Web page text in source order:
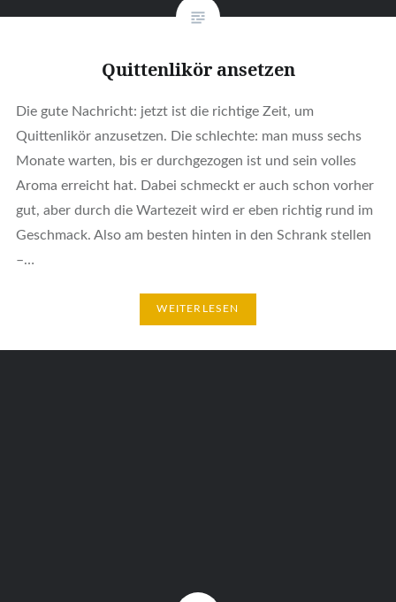
Quittenlikör ansetzen
Die gute Nachricht: jetzt ist die richtige Zeit, um
Quittenlikör anzusetzen. Die schlechte: man muss sechs
Monate warten, bis er durchgezogen ist und sein volles
Aroma erreicht hat. Dabei schmeckt er auch schon vorher
gut, aber durch die Wartezeit wird er eben richtig rund im
Geschmack. Also am besten hinten in den Schrank stellen
–…
WEITERLESEN